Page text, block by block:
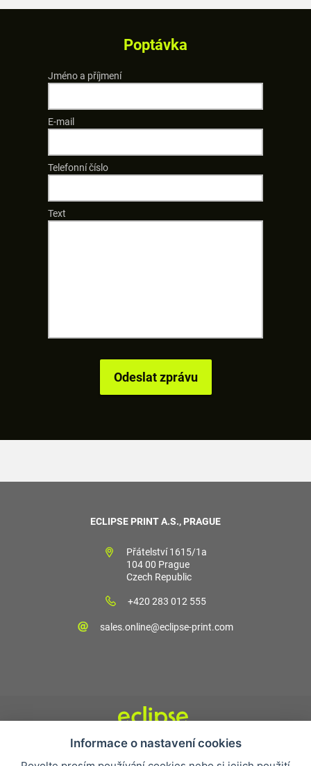
Poptávka
Jméno a příjmení
E-mail
Telefonní číslo
Text
ECLIPSE PRINT A.S., PRAGUE
Přátelství 1615/1a
104 00 Prague
Czech Republic
+420 283 012 555
sales.online@eclipse-print.com
Obchodní podmínky
Informace o nastavení cookies